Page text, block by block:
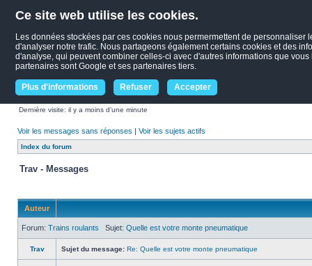
Ce site web utilise les cookies.
Les données stockées par ces cookies nous permermettent de
d'analyser notre trafic. Nous partageons également certains cookies et des
d'analyse, qui peuvent combiner celles-ci avec d'autres informations que
partenaires sont Google et ses partenaires tiers.
Plus d'informations Refuser Accepter
Dernière visite: il y a moins d’une minute
Voir les messages sans réponses | Voir les sujets actifs
Index du forum
Trav - Messages
Auteur
Forum: Trains roulants Sujet: Quelle est votre monte pneumatique
Trav Sujet du message: Re: Quelle est votre monte pneumatique